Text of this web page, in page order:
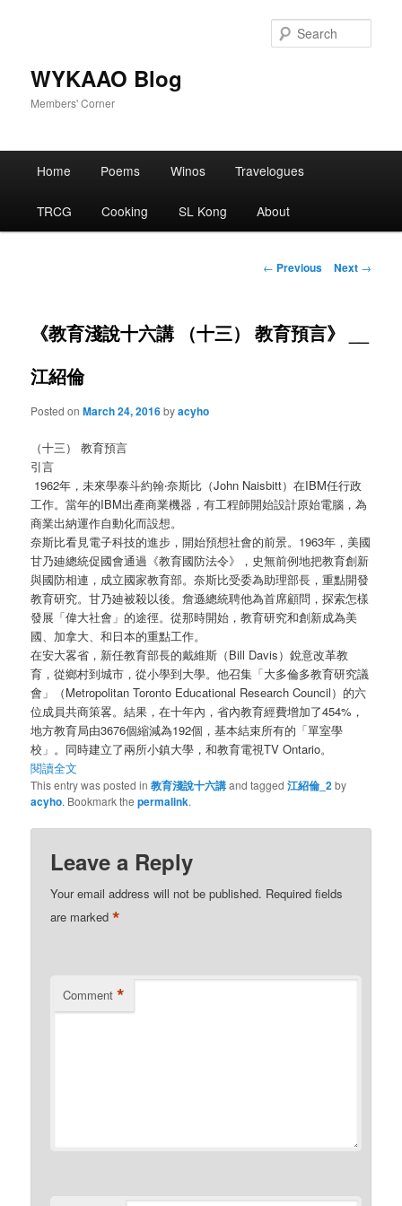
WYKAAO Blog
Members' Corner
Home Poems Winos Travelogues
TRCG Cooking SL Kong About
Post
← Previous Next →
《教育淺說十六講 （十三） 教育預言》 __
江紹倫
Posted onMarch 24, 2016byacyho
（十三） 教育預言
引言
1962年，未來學泰斗約翰‧奈斯比（John Naisbitt）在IBM任行政
工作。當年的IBM出產商業機器，有工程師開始設計原始電腦，為
商業出納運作自動化而設想。
奈斯比看見電子科技的進步，開始預想社會的前景。1963年，美國
甘乃廸總統促國會通過《教育國防法令》，史無前例地把教育創新
與國防相連，成立國家教育部。奈斯比受委為助理部長，重點開發
教育研究。甘乃廸被殺以後。詹遜總統聘他為首席顧問，探索怎樣
發展「偉大社會」的途徑。從那時開始，教育研究和創新成為美
國、加拿大、和日本的重點工作。
在安大畧省，新任教育部長的戴維斯（Bill Davis）銳意改革教
育，從鄉村到城市，從小學到大學。他召集「大多倫多教育研究議
會」（Metropolitan Toronto Educational Research Council）的六
位成員共商策畧。結果，在十年內，省內教育經費增加了454%，
地方教育局由3676個縮減為192個，基本結束所有的「單室學
校」。同時建立了兩所小鎮大學，和教育電視TV Ontario。
閱讀全文
This entry was posted in教育淺說十六講and tagged江紹倫_2by
acyho. Bookmark thepermalink.
Leave a Reply
Your email address will not be published. Required fields
are marked*
Comment *